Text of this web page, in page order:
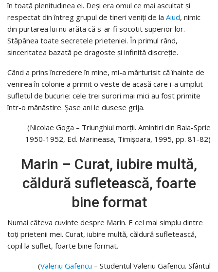
în toată plenitudinea ei. Deși era omul ce mai ascultat și
respectat din întreg grupul de tineri veniți de la Aiud, nimic
din purtarea lui nu arăta că s-ar fi socotit superior lor.
Stăpânea toate secretele prieteniei. În primul rând,
sinceritatea bazată pe dragoste și infinită discreție.
Când a prins încredere în mine, mi-a mărturisit că înainte de
venirea în colonie a primit o veste de acasă care i-a umplut
sufletul de bucurie: cele trei surori mai mici au fost primite
într-o mănăstire. Șase ani le dusese grija.
(Nicolae Goga – Triunghiul morții. Amintiri din Baia-Sprie
1950-1952, Ed. Marineasa, Timișoara, 1995, pp. 81-82)
Marin – Curat, iubire multă,
căldură sufletească, foarte
bine format
Numai câteva cuvinte despre Marin. E cel mai simplu dintre
toți prietenii mei. Curat, iubire multă, căldură sufletească,
copil la suflet, foarte bine format.
(Valeriu Gafencu – Studentul Valeriu Gafencu. Sfântul